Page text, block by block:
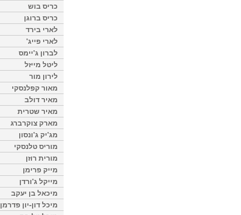
כריס בוש
כריס ברוגן
לארי בירד
לארי פייג'
לברון ג'יימס
ליטל מייזל
לירון מור
מאור קפלנסקי
מאיר דולב
מאיר שטרית
מארק צוקרברג
מג'יק ג'ונסון
מוריס טלנסקי
מורית רוזן
מייק פרימן
מייקל ג'ורדן
מיכאל בן יעקב
מיכל דון-יון פדרמן